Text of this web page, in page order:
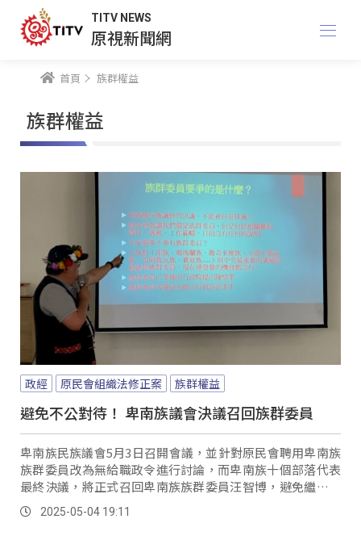
TITV NEWS
原視新聞網
首頁 族群權益
族群權益
政經 原民會組織法修正案 族群權益
避免不公對待！ 卑南族議會決議召回族群委員
卑南族民族議會5月3日召開會議，並針對原民會聘用卑南族
族群委員改為無給職政令進行討論，而卑南族十個部落代表
最終決議，將正式召回卑南族族群委員汪智博，避免繼續遭
受誤解與不公平待遇。
2025-05-04 19:11